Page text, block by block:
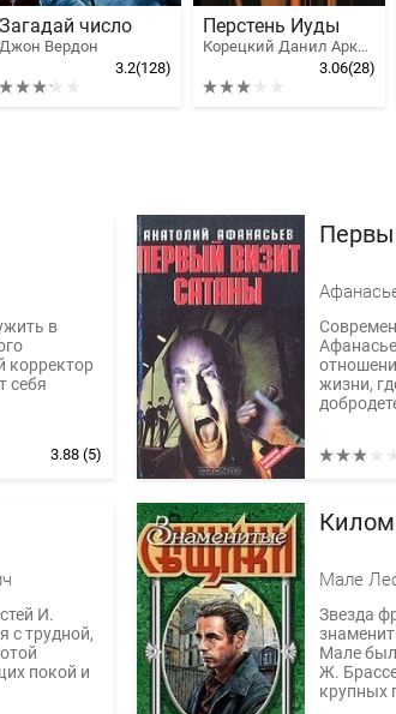
Загадай число
Джон Вердон
3.2(128)
Перстень Иуды
Корецкий Данил Аркадьевич, Куликов Сергей Анатольевич
3.06(28)
в
себя
3.88 (5)
жизни,
И.
с трудной,
покой и
Мале
Звезда
Мале был
Ж.
крупных